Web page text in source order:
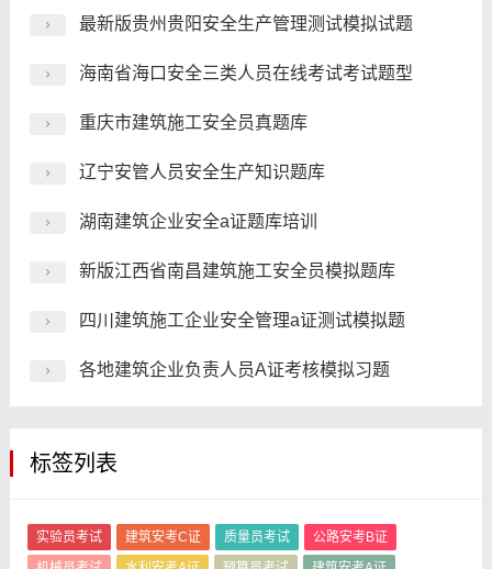
最新版贵州贵阳安全生产管理测试模拟试题
海南省海口安全三类人员在线考试考试题型
重庆市建筑施工安全员真题库
辽宁安管人员安全生产知识题库
湖南建筑企业安全a证题库培训
新版江西省南昌建筑施工安全员模拟题库
四川建筑施工企业安全管理a证测试模拟题
各地建筑企业负责人员A证考核模拟习题
标签列表
实验员考试 建筑安考C证 质量员考试
公路安考B证